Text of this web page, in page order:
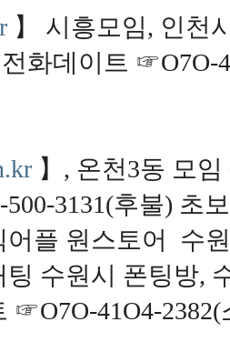
】 시흥모임, 인천
화데이트 ☞O7O-
】, 온천3동 모
3131(후불) 초
플 원스토어 수
팅 수원시 폰팅방,
☞O7O-41O4-